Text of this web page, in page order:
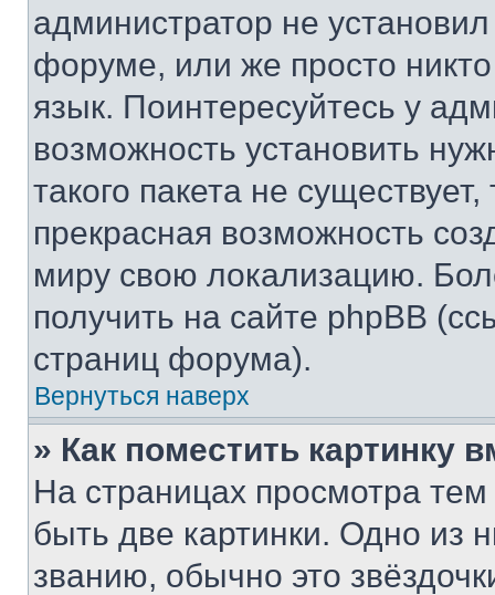
администратор не
форуме, или же просто
язык. Поинтересуйтесь у
возможность установить
такого пакета не
прекрасная возможность
миру свою локализацию.
получить на сайте phpBB
страниц форума).
Вернуться наверх
» Как поместить картинку
На страницах просмотра
быть две картинки. Одно из
званию, обычно это